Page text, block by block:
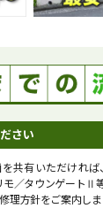
さい
共有いただければ
モ／タウンゲートⅡ
理方針をご案内しま